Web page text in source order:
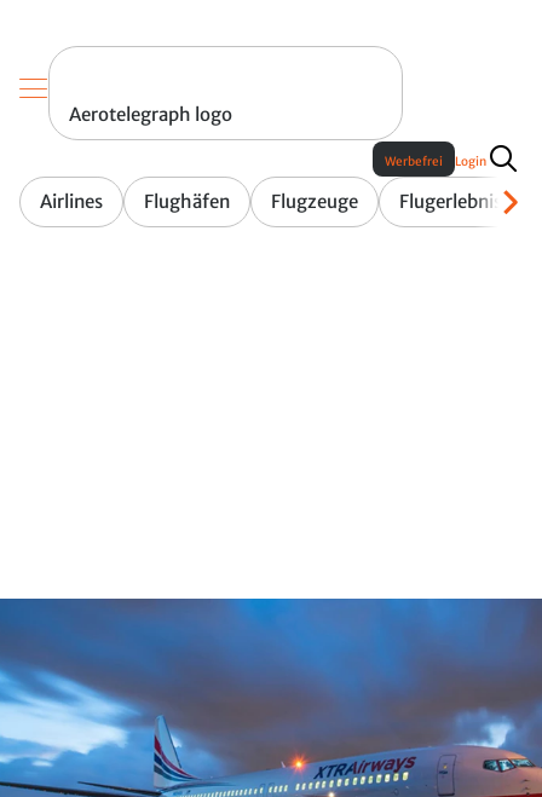
Aerotelegraph logo
Airlines Flughäfen Flugzeuge Flugerlebnis
Werbefrei Login